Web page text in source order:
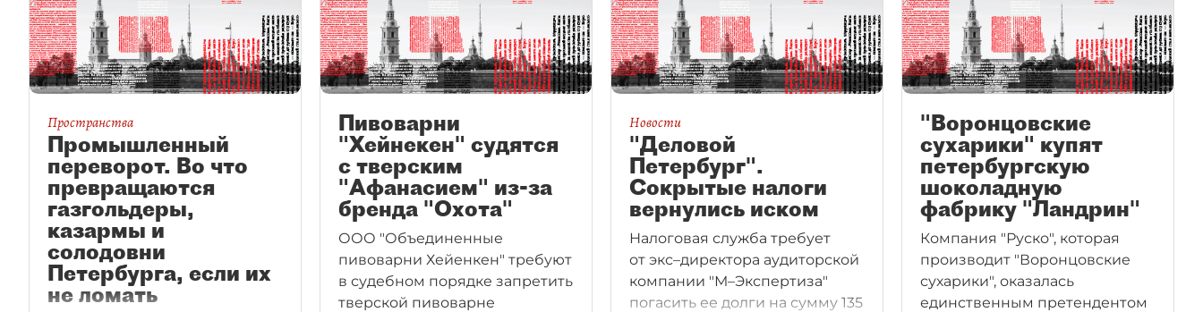
Пространства
Промышленный
переворот. Во что
превращаются
газгольдеры,
казармы и
солодовни
Петербурга, если их
не ломать
Пивоварни
"Хейнекен" судятся
с тверским
"Афанасием" из-за
бренда "Охота"
ООО "Объединенные
пивоварни Хейенкен" требуют
в судебном порядке запретить
тверской пивоварне
Новости
"Деловой
Петербург".
Сокрытые налоги
вернулись иском
Налоговая служба требует
от экс–директора аудиторской
компании "М–Экспертиза"
погасить ее долги на сумму 135
"Воронцовские
сухарики" купят
петербургскую
шоколадную
фабрику "Ландрин"
Компания "Руско", которая
производит "Воронцовские
сухарики", оказалась
единственным претендентом